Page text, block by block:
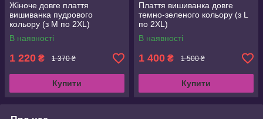
Жіноче довге плаття
вишиванка пудрового
кольору (з M по 2XL)
В наявності
1 220 ₴ 1 370 ₴
Купити
Плаття вишиванка довге
темно-зеленого кольору (з L
по 2XL)
В наявності
1 400 ₴ 1 500 ₴
Купити